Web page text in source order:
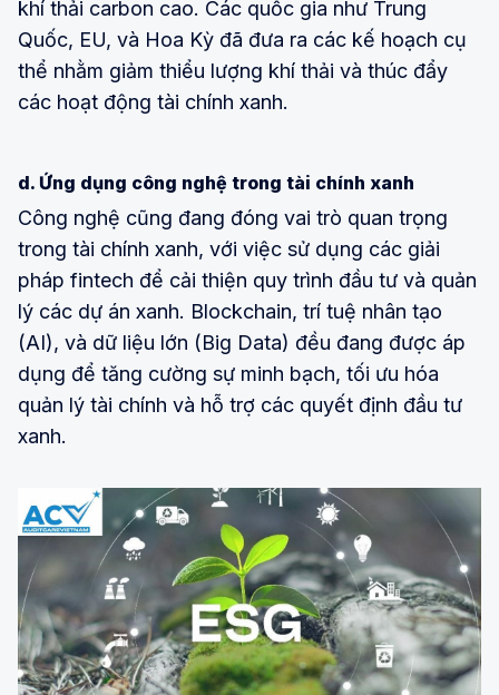
khí thải carbon cao. Các quốc gia như Trung
Quốc, EU, và Hoa Kỳ đã đưa ra các kế hoạch cụ
thể nhằm giảm thiểu lượng khí thải và thúc đẩy
các hoạt động tài chính xanh.
d. Ứng dụng công nghệ trong tài chính xanh
Công nghệ cũng đang đóng vai trò quan trọng
trong tài chính xanh, với việc sử dụng các giải
pháp fintech để cải thiện quy trình đầu tư và quản
lý các dự án xanh. Blockchain, trí tuệ nhân tạo
(AI), và dữ liệu lớn (Big Data) đều đang được áp
dụng để tăng cường sự minh bạch, tối ưu hóa
quản lý tài chính và hỗ trợ các quyết định đầu tư
xanh.